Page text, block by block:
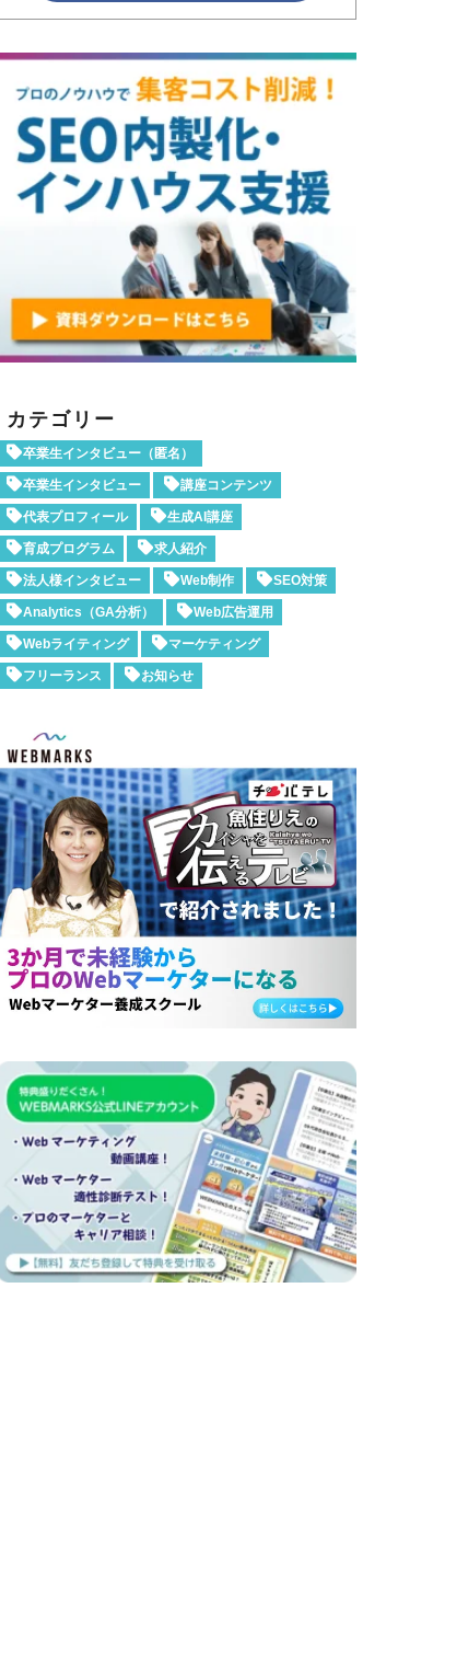
カテゴリー
卒業生インタビュー（匿名）
卒業生インタビュー 講座コンテンツ
代表プロフィール 生成AI講座
育成プログラム 求人紹介
法人様インタビュー Web制作 SEO対策
Analytics（GA分析） Web広告運用
Webライティング マーケティング
フリーランス お知らせ